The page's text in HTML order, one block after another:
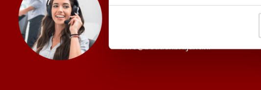
Onze slaapexperts helpen je graag verder!
info@beddenbriljant.nl